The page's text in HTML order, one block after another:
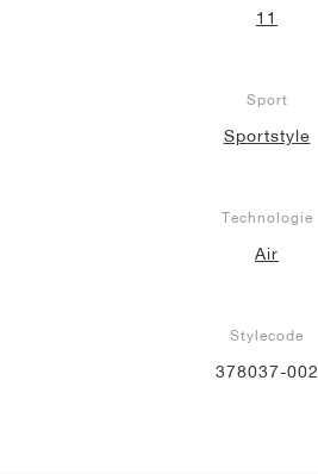
11
Sport
Sportstyle
Technologie
Air
Stylecode
378037-002